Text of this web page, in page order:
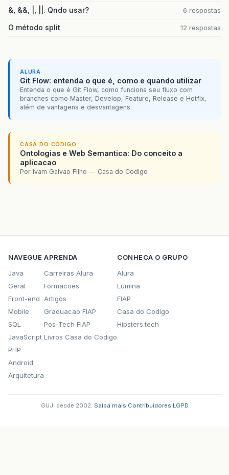
&, &&, |, ||. Qndo usar? 6 respostas
O método split 12 respostas
ALURA
Git Flow: entenda o que é, como e quando utilizar
Entenda o que é Git Flow, como funciona seu fluxo com
branches como Master, Develop, Feature, Release e Hotfix,
além de vantagens e desvantagens.
CASA DO CODIGO
Ontologias e Web Semantica: Do conceito a
aplicacao
Por Ivam Galvao Filho — Casa do Codigo
NAVEGUE
Java
Geral
Front-end
Mobile
SQL
JavaScript
PHP
Android
Arquitetura
APRENDA
Carreiras Alura
Formacoes
Artigos
Graduacao FIAP
Pos-Tech FIAP
Livros Casa do Codigo
CONHECA O GRUPO
Alura
Lumina
FIAP
Casa do Codigo
Hipsters.tech
GUJ: desde 2002. Saiba mais Contribuidores LGPD